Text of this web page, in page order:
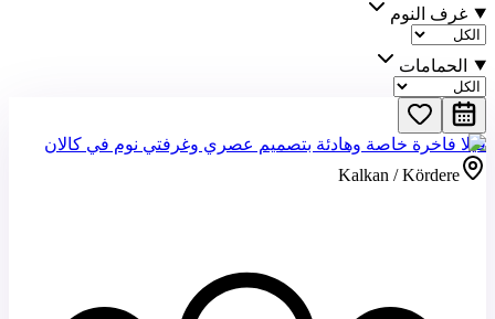
غرف النوم
الحمامات
فيلا فاخرة خاصة وهادئة بتصميم عصري وغرفتي نوم في كالان
Kalkan / Kördere